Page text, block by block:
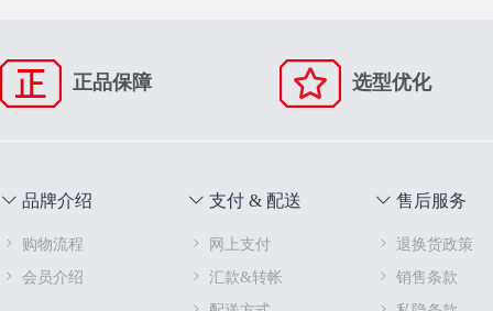
正品保障 选型优化
品牌介绍
购物流程
会员介绍
支付 & 配送
网上支付
汇款&转帐
售后服务
退换货政策
销售条款